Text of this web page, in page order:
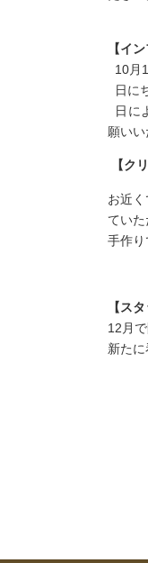
【イ
10月
日に
日に
願いい
【ク
お近
てい
手作
【ス
12月
新た